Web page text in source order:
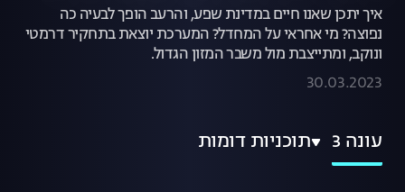
איך יתכן שאנו חיים במדינת שפע, והרעב הופך לבעיה כה
נפוצה? מי אחראי על המחדל? המערכת יוצאת בתחקיר דרמטי
ונוקב, ומתייצבת מול משבר המזון הגדול.
30.03.2023
עונה 3 תוכניות דומות